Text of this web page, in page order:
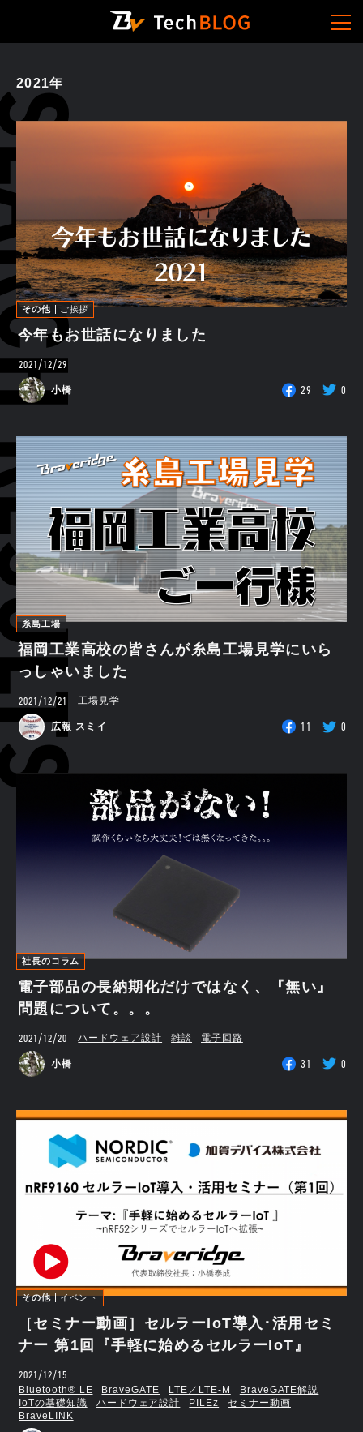
2021年
その他 ご挨拶
今年もお世話になりました
2021/12/29
小橋 29 0
糸島工場
福岡工業高校の皆さんが糸島工場見学にいら
っしゃいました
2021/12/21 工場見学
広報 スミイ 11 0
社長のコラム
電子部品の長納期化だけではなく、『無い』
問題について。。。
2021/12/20 ハードウェア設計 雑談 電子回路
小橋 31 0
その他 イベント
［セミナー動画］セルラーIoT導入･活用セミ
ナー 第1回『手軽に始めるセルラーIoT』
2021/12/15
Bluetooth®︎ LE BraveGATE LTE／LTE-M
BraveGATE解説
IoTの基礎知識
ハードウェア設計 PILEz
セミナー動画
BraveLINK